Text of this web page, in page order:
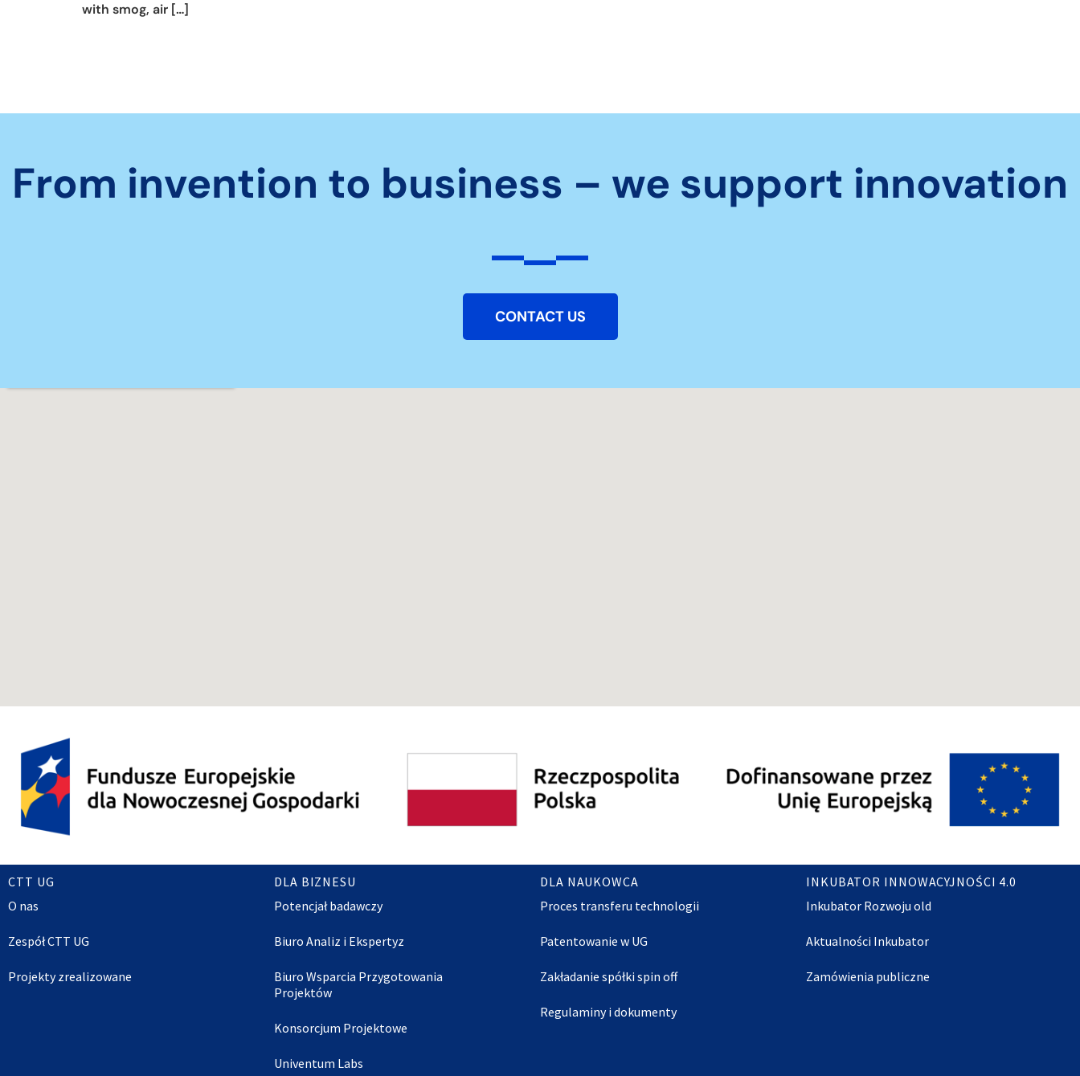
with smog, air […]
From invention to business – we support innovation
CONTACT US
CTT UG
O nas
Zespół CTT UG
Projekty zrealizowane
DLA BIZNESU
Potencjał badawczy
Biuro Analiz i Ekspertyz
Biuro Wsparcia Przygotowania
Projektów
Konsorcjum Projektowe
Univentum Labs
DLA NAUKOWCA
Proces transferu technologii
Patentowanie w UG
Zakładanie spółki spin off
Regulaminy i dokumenty
INKUBATOR INNOWACYJNOŚCI 4.0
Inkubator Rozwoju old
Aktualności Inkubator
Zamówienia publiczne